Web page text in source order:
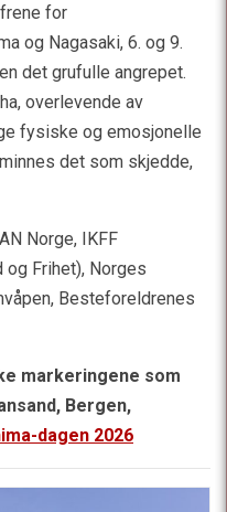
for
og Nagasaki, 6. og 9.
det grufulle angrepet.
overlevende av
fysiske og emosjonelle
det som skjedde,
Norge, IKFF
og Frihet), Norges
Besteforeldrenes
markeringene som
Bergen,
dagen 2026